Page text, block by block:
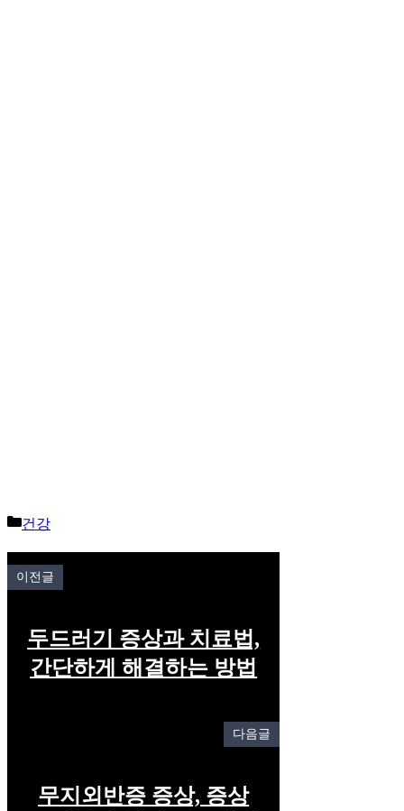
Categories
건강
이전글
두드러기 증상과 치료법,
간단하게 해결하는 방법
다음글
무지외반증 증상, 증상